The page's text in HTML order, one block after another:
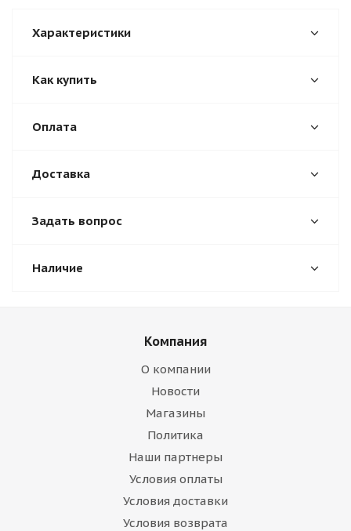
Характеристики
Как купить
Оплата
Доставка
Задать вопрос
Наличие
Компания
О компании
Новости
Магазины
Политика
Наши партнеры
Условия оплаты
Условия доставки
Условия возврата